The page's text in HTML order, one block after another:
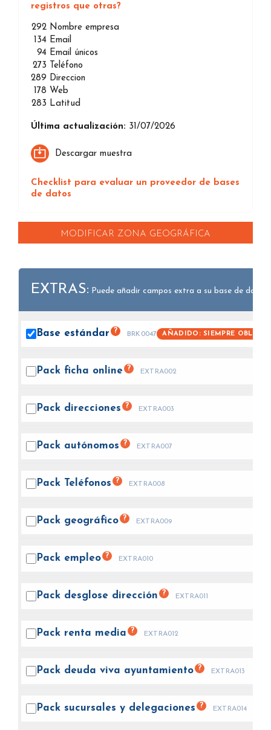
registros que otras?
292 Nombre empresa
134 Email
94 Email únicos
273
Teléfono
289 Direccion
178 Web
283 Latitud
Última actualización: 31/07/2026
Descargar muestra
Checklist para evaluar un proveedor de bases
de datos
MODIFICAR ZONA GEOGRÁFICA
EXTRAS: Puede añadir campos extra a su base de datos.
Base estándar ? BRK0047 AÑADIDO: SIEMPRE
Pack ficha online ? EXTRA002
Pack direcciones ? EXTRA003
Pack autónomos ? EXTRA007
Pack Teléfonos ? EXTRA008
Pack geográfico ? EXTRA009
Pack empleo ? EXTRA010
Pack desglose dirección ? EXTRA011
Pack renta media ? EXTRA012
Pack deuda viva ayuntamiento ? EXTRA013
Pack sucursales y delegaciones ? EXTRA014